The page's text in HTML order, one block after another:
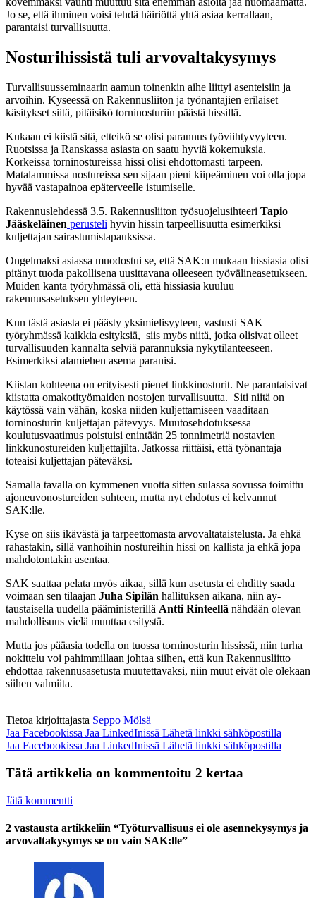
Jo se, että ihminen voisi tehdä häiriöttä yhtä asiaa kerrallaan,
parantaisi turvallisuutta.
Nosturihissistä tuli arvovaltakysymys
Turvallisuusseminaarin aamun toinenkin aihe liittyi asenteisiin ja
arvoihin. Kyseessä on Rakennusliiton ja työnantajien erilaiset
käsitykset siitä, pitäisikö torninosturiin päästä hissillä.
Kukaan ei kiistä sitä, etteikö se olisi parannus työviihtyvyyteen.
Ruotsissa ja Ranskassa asiasta on saatu hyviä kokemuksia.
Korkeissa torninostureissa hissi olisi ehdottomasti tarpeen.
Matalammissa nostureissa sen sijaan pieni kiipeäminen voi olla jopa
hyvää vastapainoa epäterveelle istumiselle.
Rakennuslehdessä 3.5. Rakennusliiton työsuojelusihteeri Tapio
Jääskeläinen perusteli hyvin hissin tarpeellisuutta esimerkiksi
kuljettajan sairastumistapauksissa.
Ongelmaksi asiassa muodostui se, että SAK:n mukaan hissiasia olisi
pitänyt tuoda pakollisena uusittavana olleeseen työvälineasetukseen.
Muiden kanta työryhmässä oli, että hissiasia kuuluu
rakennusasetuksen yhteyteen.
Kun tästä asiasta ei päästy yksimielisyyteen, vastusti SAK
työryhmässä kaikkia esityksiä, siis myös niitä, jotka olisivat olleet
turvallisuuden kannalta selviä parannuksia nykytilanteeseen.
Esimerkiksi alamiehen asema paranisi.
Kiistan kohteena on erityisesti pienet linkkinosturit. Ne parantaisivat
kiistatta omakotityömaiden nostojen turvallisuutta. Siti niitä on
käytössä vain vähän, koska niiden kuljettamiseen vaaditaan
torninosturin kuljettajan pätevyys. Muutosehdotuksessa
koulutusvaatimus poistuisi enintään 25 tonnimetriä nostavien
linkkunostureiden kuljettajilta. Jatkossa riittäisi, että työnantaja
toteaisi kuljettajan päteväksi.
Samalla tavalla on kymmenen vuotta sitten sulassa sovussa toimittu
ajoneuvonostureiden suhteen, mutta nyt ehdotus ei kelvannut
SAK:lle.
Kyse on siis ikävästä ja tarpeettomasta arvovaltataistelusta. Ja ehkä
rahastakin, sillä vanhoihin nostureihin hissi on kallista ja ehkä jopa
mahdotontakin asentaa.
SAK saattaa pelata myös aikaa, sillä kun asetusta ei ehditty saada
voimaan sen tilaajan Juha Sipilän hallituksen aikana, niin ay-
taustaisella uudella pääministerillä Antti Rinteellä nähdään olevan
mahdollisuus vielä muuttaa esitystä.
Mutta jos pääasia todella on tuossa torninosturin hississä, niin turha
nokittelu voi pahimmillaan johtaa siihen, että kun Rakennusliitto
ehdottaa rakennusasetusta muutettavaksi, niin muut eivät ole olekaan
siihen valmiita.
Tietoa kirjoittajasta Seppo Mölsä
Jaa Facebookissa Jaa LinkedInissä Lähetä linkki sähköpostilla
Jaa Facebookissa Jaa LinkedInissä Lähetä linkki sähköpostilla
Tätä artikkelia on kommentoitu 2 kertaa
Jätä kommentti
2 vastausta artikkeliin “Työturvallisuus ei ole asennekysymys ja
arvovaltakysymys se on vain SAK:lle”